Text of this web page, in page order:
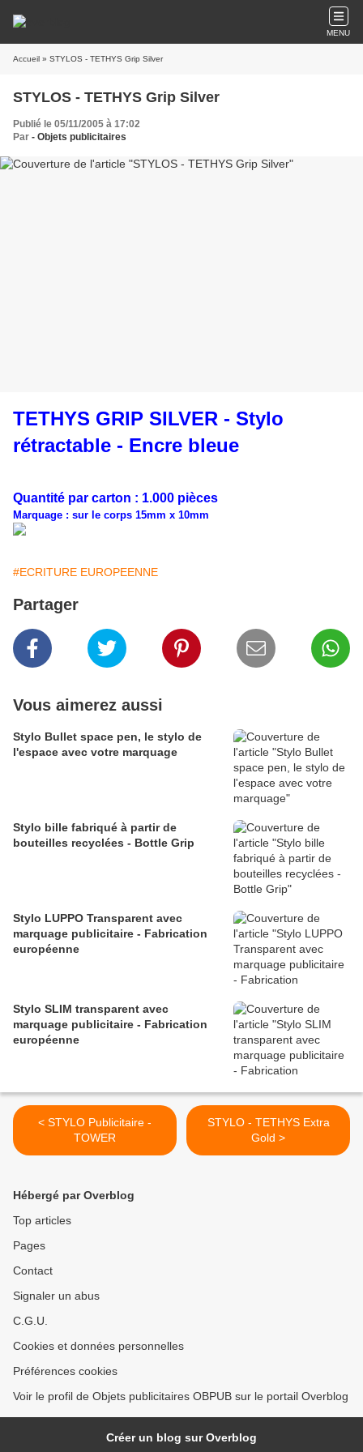
MENU
Accueil » STYLOS - TETHYS Grip Silver
STYLOS - TETHYS Grip Silver
Publié le 05/11/2005 à 17:02
Par - Objets publicitaires
TETHYS GRIP SILVER - Stylo
rétractable - Encre bleue
Quantité par carton : 1.000 pièces
Marquage : sur le corps 15mm x 10mm
#ECRITURE EUROPEENNE
Partager
Vous aimerez aussi
Stylo Bullet space pen, le stylo de
l'espace avec votre marquage
Stylo bille fabriqué à partir de
bouteilles recyclées - Bottle Grip
Stylo LUPPO Transparent avec
marquage publicitaire - Fabrication
européenne
Stylo SLIM transparent avec
marquage publicitaire - Fabrication
européenne
< STYLO Publicitaire -
TOWER
STYLO - TETHYS Extra
Gold >
Hébergé par Overblog
Top articles
Pages
Contact
Signaler un abus
C.G.U.
Cookies et données personnelles
Préférences cookies
Voir le profil de Objets publicitaires OBPUB sur le portail Overblog
Créer un blog sur Overblog